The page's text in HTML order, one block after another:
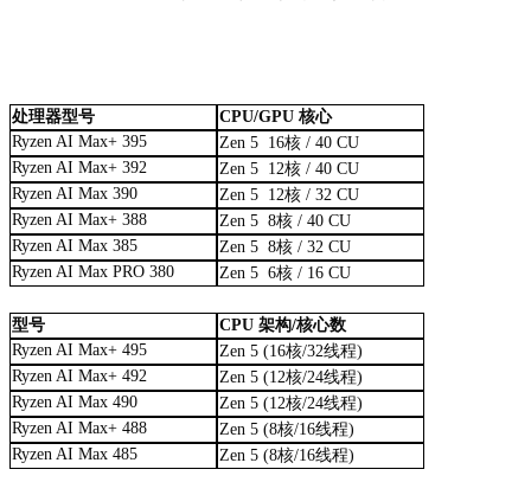
处理器型号
CPU/GPU 核心
Ryzen AI Max+ 395
Zen 5 16核 / 40 CU
Ryzen AI Max+ 392
Zen 5 12核 / 40 CU
Ryzen AI Max 390
Zen 5 12核 / 32 CU
Ryzen AI Max+ 388
Zen 5 8核 / 40 CU
Ryzen AI Max 385
Zen 5 8核 / 32 CU
Ryzen AI Max PRO 380
Zen 5 6核 / 16 CU
型号
CPU 架构/核心数
Ryzen AI Max+ 495
Zen 5 (16核/32线程)
Ryzen AI Max+ 492
Zen 5 (12核/24线程)
Ryzen AI Max 490
Zen 5 (12核/24线程)
Ryzen AI Max+ 488
Zen 5 (8核/16线程)
Ryzen AI Max 485
Zen 5 (8核/16线程)